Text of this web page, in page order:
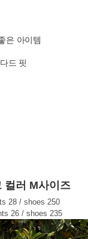
은 아이템
드 핏
컬러 M사이즈
28 / shoes 250
26 / shoes 235